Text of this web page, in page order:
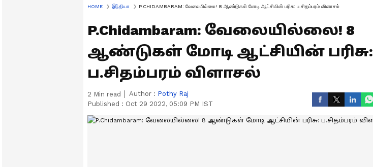
HOME இந்தியா P.CHIDAMBARAM: வேலையில்லை! 8 ஆண்டுகள் மோடி ஆட்சியின் பரிசு: ப.சிதம்பரம் விளாசல்
P.Chidambaram: வேலையில்லை! 8
ஆண்டுகள் மோடி ஆட்சியின் பரிசு:
ப.சிதம்பரம் விளாசல்
2 Min read Author : Pothy Raj
Published : Oct 29 2022, 05:09 PM IST